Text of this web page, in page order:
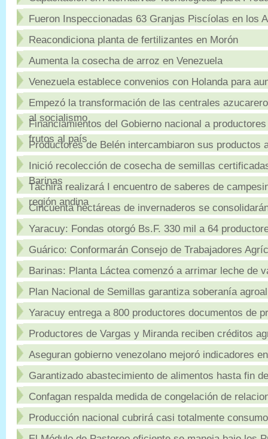
Fueron Inspeccionadas 63 Granjas Piscíolas en los
Reacondiciona planta de fertilizantes en Morón
Aumenta la cosecha de arroz en Venezuela
Venezuela establece convenios con Holanda para
Empezó la transformación de las centrales
al socialismo
Financiamientos del Gobierno nacional a
frutos al país
Productores de Belén intercambiaron sus productos
Inició recolección de cosecha de semillas
Barinas
Táchira realizará I encuentro de saberes de
región andina
Cincuenta hectáreas de invernaderos se
Yaracuy: Fondas otorgó Bs.F. 330 mil a 64
Guárico: Conformarán Consejo de Trabajadores
Barinas: Planta Láctea comenzó a arrimar leche de
Plan Nacional de Semillas garantiza soberanía
Yaracuy entrega a 800 productores documentos de
Productores de Vargas y Miranda reciben créditos
Aseguran gobierno venezolano mejoró indicadores
Garantizado abastecimiento de alimentos hasta fin
Confagan respalda medida de congelación de
Producción nacional cubrirá casi totalmente